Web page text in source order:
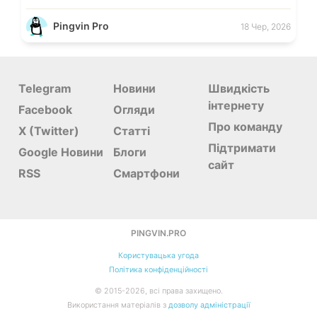
Pingvin Pro 18 Чер, 2026
Telegram
Facebook
X (Twitter)
Google Новини
RSS
Новини
Огляди
Статті
Блоги
Смартфони
Швидкість
інтернету
Про команду
Підтримати
сайт
PINGVIN.PRO
Користувацька угода
Політика конфіденційності
© 2015-2026, всі права захищено.
Використання матеріалів з дозволу адміністрації